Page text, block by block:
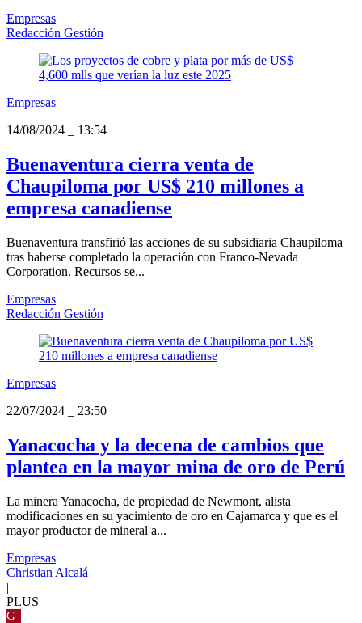
Empresas
Redacción Gestión
Empresas
14/08/2024
13:54
Buenaventura cierra venta de
Chaupiloma por US$ 210 millones a
empresa canadiense
Buenaventura transfirió las acciones de su subsidiaria Chaupiloma
tras haberse completado la operación con Franco-Nevada
Corporation. Recursos se...
Empresas
Redacción Gestión
Empresas
22/07/2024
23:50
Yanacocha y la decena de cambios que
plantea en la mayor mina de oro de Perú
La minera Yanacocha, de propiedad de Newmont, alista
modificaciones en su yacimiento de oro en Cajamarca y que es el
mayor productor de mineral a...
Empresas
Christian Alcalá
|
PLUS
G